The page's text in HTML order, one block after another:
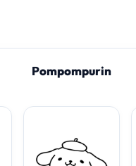
Pompompurin